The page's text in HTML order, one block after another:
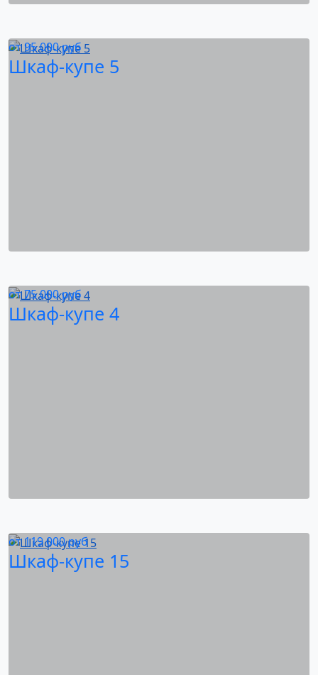
от95 000руб
Шкаф-купе 5
от75 000руб
Шкаф-купе 4
от119 000руб
Шкаф-купе 15